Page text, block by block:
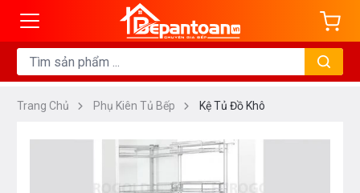
Trang Chủ Phụ Kiên Tủ Bếp Kệ Tủ Đồ Khô